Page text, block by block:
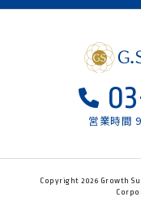
営業時間 9
Copyright 2026 Growth